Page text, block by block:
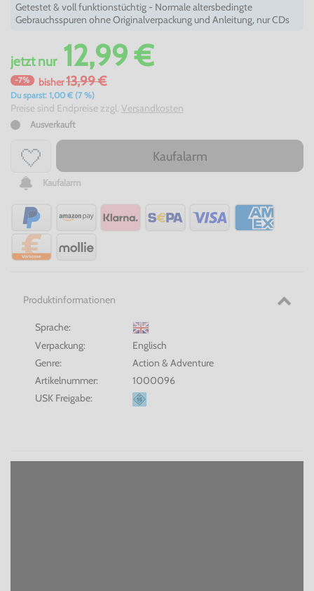
Getestet & voll funktionstüchtig - Normale altersbedingte
Gebrauchsspuren ohne Originalverpackung und Anleitung, nur CDs
jetztnur12,99 €
-7% bisher13,99 €
Du sparst: 1,00 € (7 %)
Preise sind Endpreise zzgl. Versandkosten
Ausverkauft
Kaufalarm
Kaufalarm
Produktinformationen
Sprache:
Verpackung:
Englisch
Genre:
Action & Adventure
Artikelnummer:
1000096
USK Freigabe: